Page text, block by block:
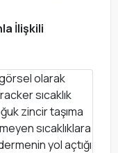
İlişkili
olarak
sıcaklık
zincir taşıma
sıcaklıklara
yol açtığı